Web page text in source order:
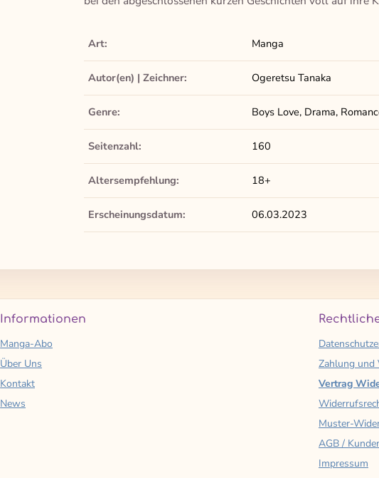
Art: Manga
Autor(en) | Zeichner: Ogeretsu Tanaka
Genre: Boys Love, Drama,
Seitenzahl: 160
Altersempfehlung: 18+
Erscheinungsdatum: 06.03.2023
Informationen
Manga-Abo
Über Uns
Kontakt
News
Zahlung und
Vertrag
Muster-
AGB /
Impressum